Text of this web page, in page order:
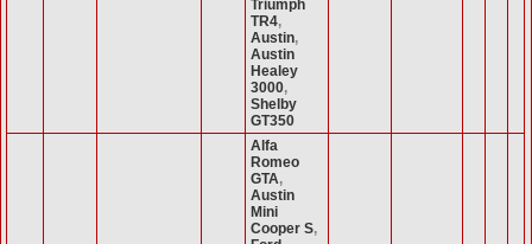
Triumph
TR4,
Austin,
Austin
Healey
3000,
Shelby
GT350
Alfa
Romeo
GTA,
Austin
Mini
Cooper S,